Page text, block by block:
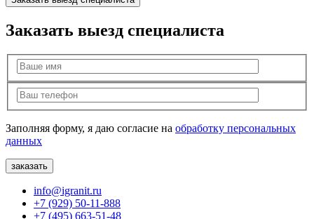
Заказать выезд специалиста
Заполняя форму, я даю согласие на обработку персональных
данных
info@igranit.ru
+7 (929) 50-11-888
+7 (495) 663-51-48